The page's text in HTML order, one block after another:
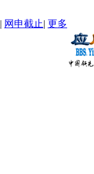
| 网申截止| 更多